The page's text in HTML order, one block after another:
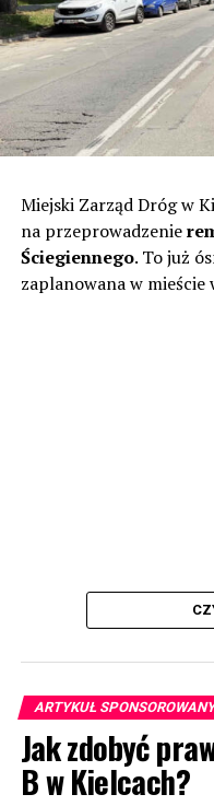
Miejski Zarząd Dróg w
na przeprowadzenie
Ściegiennego. To już
zaplanowana w mieście
ARTYKUŁ
Jak zdobyć
B w Kielcach?